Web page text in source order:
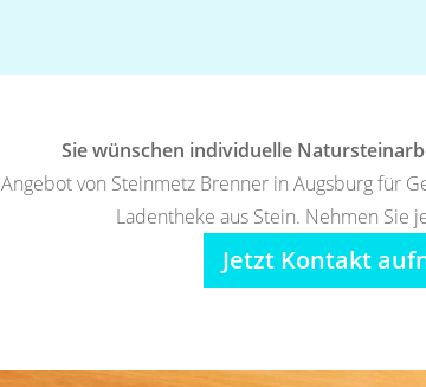
Sie wünschen individuelle
von Steinmetz Brenner in Augsburg für
Ladentheke aus Stein. Nehmen Sie
Jetzt Kontakt